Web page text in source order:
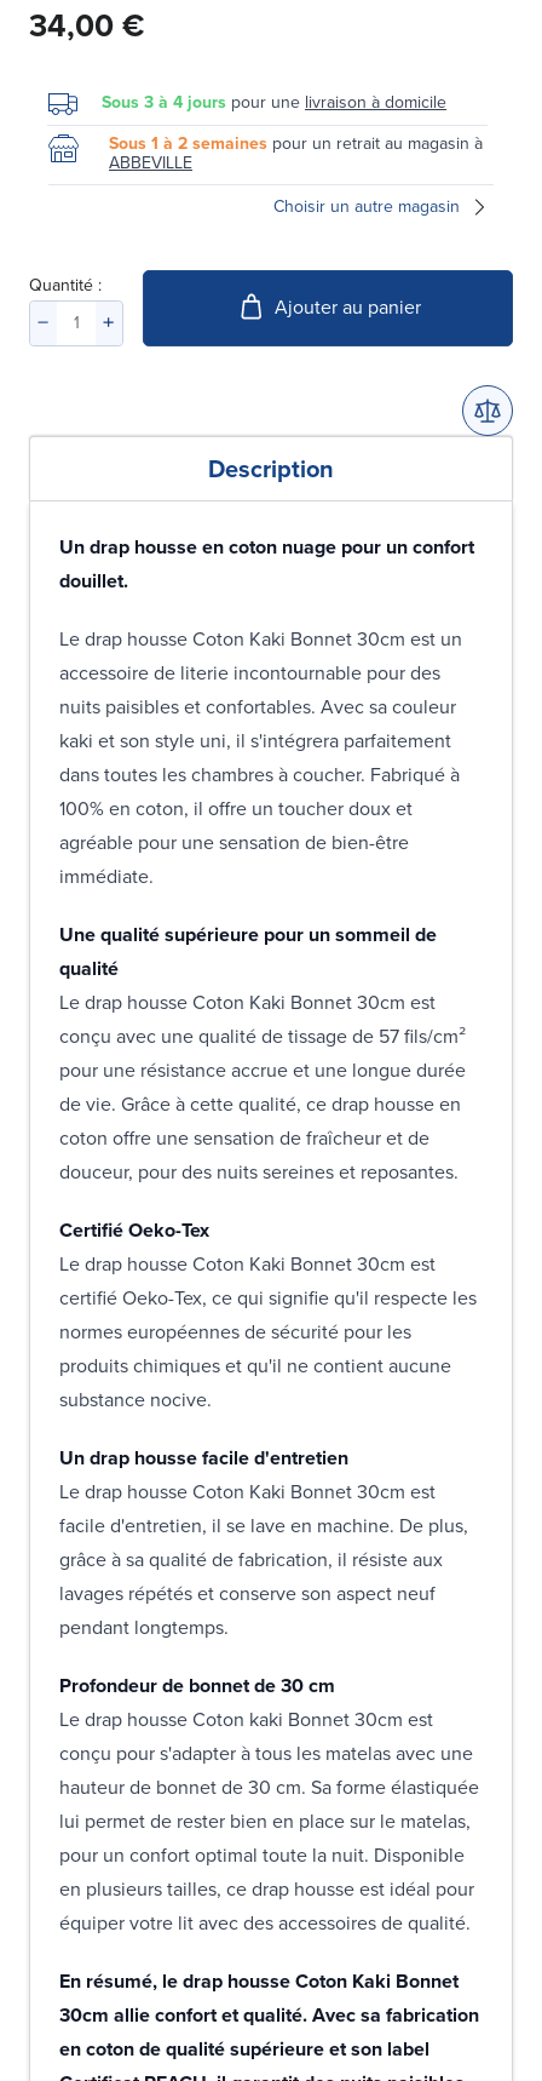
34,00 €
Sous 3 à 4 jours pour une livraison à domicile
Sous 1 à 2 semaines pour un retrait au magasin à
ABBEVILLE
Choisir un autre magasin
Quantité :
Ajouter au panier
Description
Un drap housse en coton nuage pour un confort
douillet.
Le drap housse Coton Kaki Bonnet 30cm est un
accessoire de literie incontournable pour des
nuits paisibles et confortables. Avec sa couleur
kaki et son style uni, il s'intégrera parfaitement
dans toutes les chambres à coucher. Fabriqué à
100% en coton, il offre un toucher doux et
agréable pour une sensation de bien-être
immédiate.
Une qualité supérieure pour un sommeil de
qualité
Le drap housse Coton Kaki Bonnet 30cm est
conçu avec une qualité de tissage de 57 fils/cm²
pour une résistance accrue et une longue durée
de vie. Grâce à cette qualité, ce drap housse en
coton offre une sensation de fraîcheur et de
douceur, pour des nuits sereines et reposantes.
Certifié Oeko-Tex
Le drap housse Coton Kaki Bonnet 30cm est
certifié Oeko-Tex, ce qui signifie qu'il respecte les
normes européennes de sécurité pour les
produits chimiques et qu'il ne contient aucune
substance nocive.
Un drap housse facile d'entretien
Le drap housse Coton Kaki Bonnet 30cm est
facile d'entretien, il se lave en machine. De plus,
grâce à sa qualité de fabrication, il résiste aux
lavages répétés et conserve son aspect neuf
pendant longtemps.
Profondeur de bonnet de 30 cm
Le drap housse Coton kaki Bonnet 30cm est
conçu pour s'adapter à tous les matelas avec une
hauteur de bonnet de 30 cm. Sa forme élastiquée
lui permet de rester bien en place sur le matelas,
pour un confort optimal toute la nuit. Disponible
en plusieurs tailles, ce drap housse est idéal pour
équiper votre lit avec des accessoires de qualité.
En résumé, le drap housse Coton Kaki Bonnet
30cm allie confort et qualité. Avec sa fabrication
en coton de qualité supérieure et son label